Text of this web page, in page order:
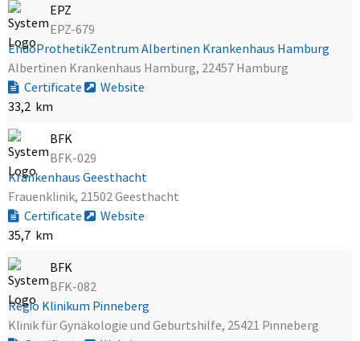
EPZ
EPZ-679
EndoProthetikZentrum Albertinen Krankenhaus Hamburg
Albertinen Krankenhaus Hamburg, 22457 Hamburg
Certificate
Website
33,2 km
BFK
BFK-029
Krankenhaus Geesthacht
Frauenklinik, 21502 Geesthacht
Certificate
Website
35,7 km
BFK
BFK-082
Regio Klinikum Pinneberg
Klinik für Gynäkologie und Geburtshilfe, 25421 Pinneberg